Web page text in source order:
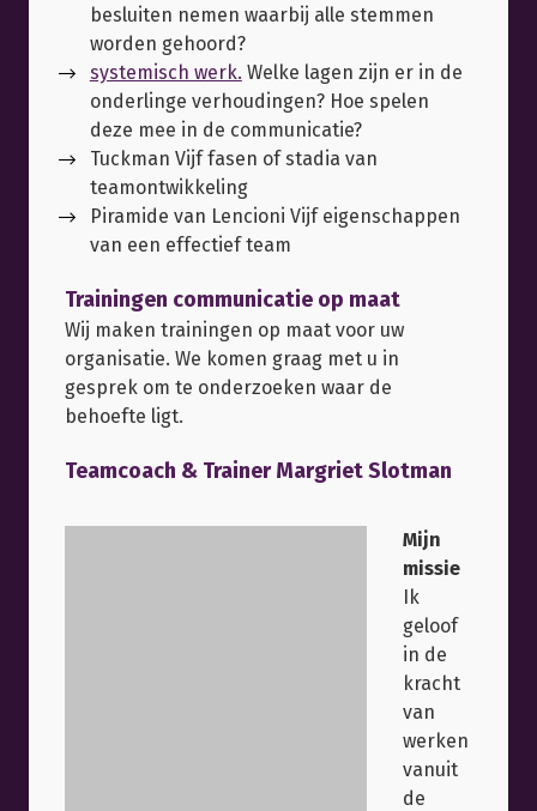
besluiten nemen waarbij alle stemmen
worden gehoord?
systemisch werk. Welke lagen zijn er in de
onderlinge verhoudingen? Hoe spelen
deze mee in de communicatie?
Tuckman Vijf fasen of stadia van
teamontwikkeling
Piramide van Lencioni Vijf eigenschappen
van een effectief team
Trainingen communicatie op maat
Wij maken trainingen op maat voor uw
organisatie. We komen graag met u in
gesprek om te onderzoeken waar de
behoefte ligt.
Teamcoach & Trainer Margriet Slotman
Mijn
missie
Ik
geloof
in de
kracht
van
werken
vanuit
de